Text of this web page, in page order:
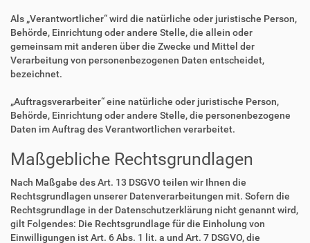
Als „Verantwortlicher“ wird die natürliche oder juristische Person,
Behörde, Einrichtung oder andere Stelle, die allein oder
gemeinsam mit anderen über die Zwecke und Mittel der
Verarbeitung von personenbezogenen Daten entscheidet,
bezeichnet.
„Auftragsverarbeiter“ eine natürliche oder juristische Person,
Behörde, Einrichtung oder andere Stelle, die personenbezogene
Daten im Auftrag des Verantwortlichen verarbeitet.
Maßgebliche Rechtsgrundlagen
Nach Maßgabe des Art. 13 DSGVO teilen wir Ihnen die
Rechtsgrundlagen unserer Datenverarbeitungen mit. Sofern die
Rechtsgrundlage in der Datenschutzerklärung nicht genannt wird,
gilt Folgendes: Die Rechtsgrundlage für die Einholung von
Einwilligungen ist Art. 6 Abs. 1 lit. a und Art. 7 DSGVO, die